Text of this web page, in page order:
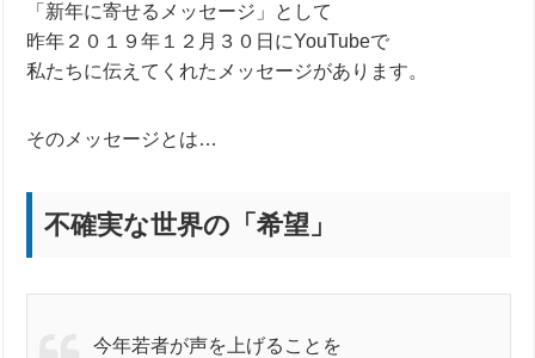
「新年に寄せるメッセージ」として
昨年２０１９年１２月３０日にYouTubeで
私たちに伝えてくれたメッセージがあります。
そのメッセージとは…
不確実な世界の「希望」
今年若者が声を上げることを